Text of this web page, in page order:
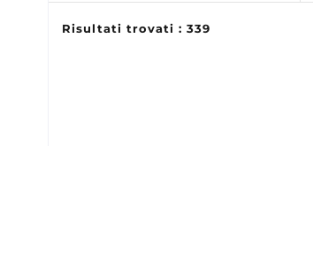
Risultati trovati : 339